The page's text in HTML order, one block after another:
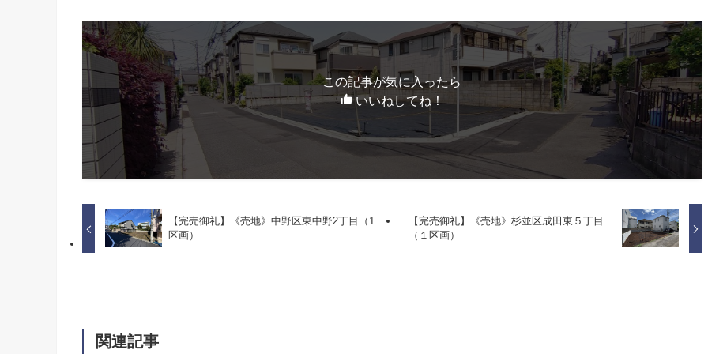
この記事が気に入ったら
いいねしてね！
【完売御礼】《売地》中野区東中野2丁目（1
区画）
【完売御礼】《売地》杉並区成田東５丁目
（１区画）
関連記事